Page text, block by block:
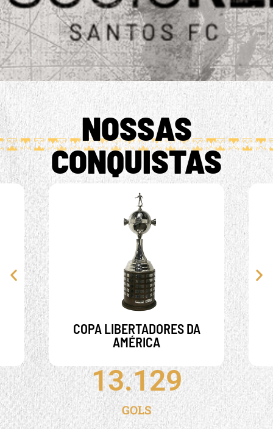
NOSSAS
CONQUISTAS
COPA LIBERTADORES DA
AMÉRICA
COPA LIBERTADORES DA
AMÉRICA
1962 - 1963 - 2011
GOLS
13.129